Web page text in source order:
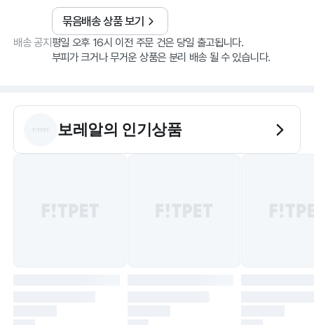
묶음배송 상품 보기
배송 공지평일 오후 16시 이전 주문 건은 당일 출고됩니다.
부피가 크거나 무거운 상품은 분리 배송 될 수 있습니다.
보레알의 인기상품